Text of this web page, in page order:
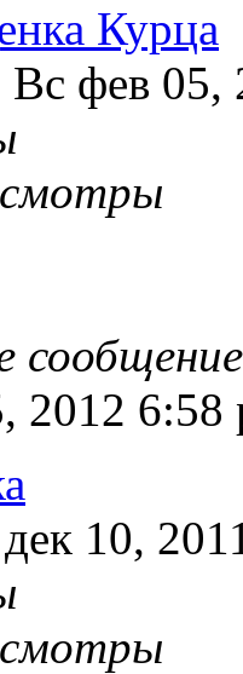
Курца
фев 05,
2012 6:58
10,